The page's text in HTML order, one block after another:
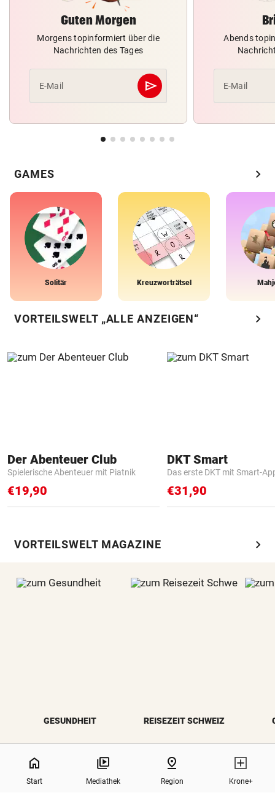
Guten Morgen
Morgens topinformiert über die
Nachrichten des Tages
E-Mail send
Abschicken
Abends
E-Mail
GAMES chevron_right
Solitär Kreuzworträtsel
VORTEILSWELT „ALLE ANZEIGEN“ chevron_right
Der Abenteuer Club
Spielerische Abenteuer mit Piatnik
€19,90
DKT Smart
Das erste DKT mit Smart-
€31,90
VORTEILSWELT MAGAZINE chevron_right
GESUNDHEIT REISEZEIT SCHWEIZ
north Zurück nach oben
home
Start Mediathek
pin_drop
Region Krone+
0%